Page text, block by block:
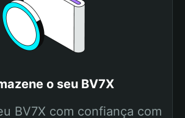
o seu BV7X
BV7X com confiança com